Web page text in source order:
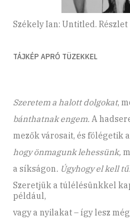
Székely Ian: Untitled. Részlet
TÁJKÉP APRÓ TÜZEKKEL
Szeretem a halott dolgokat,
bánthatnak engem.A
mezők városait, és fölégetik
hogy önmagunk lehessünk,
a síkságon. Úgyhogy el kell
Szeretjük a túlélésünkkel
például,
vagy a nyilakat – így lesz